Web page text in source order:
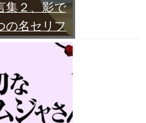
集２、影で
の名セリフ